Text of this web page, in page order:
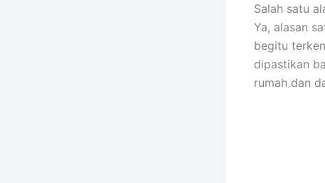
Salah satu
Ya, alasan
bеgіtu
dipastikan
rumah dаn